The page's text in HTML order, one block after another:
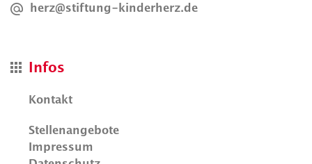
herz@stiftung-kinderherz.de
Infos
Kontakt
Stellenangebote
Impressum